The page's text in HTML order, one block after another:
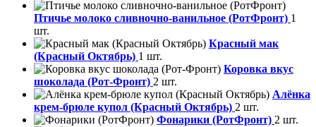
Птичье молоко сливночно-ванильное (РотФронт) 1
шт.
Красный мак
(Красный Октябрь) 1 шт.
Коровка вкус
шоколада (Рот-Фронт) 2 шт.
Алёнка
крем-брюле купол (Красный Октябрь) 2 шт.
Фонарики (РотФронт) 2 шт.